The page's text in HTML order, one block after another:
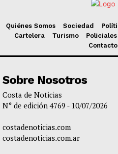
Quiénes Somos Sociedad
Cartelera
Turismo Policiales
Contacto
Sobre Nosotros
Costa de Noticias
N° de edición 4769 - 10/07/2026
costadenoticias.com
costadenoticias.com.ar